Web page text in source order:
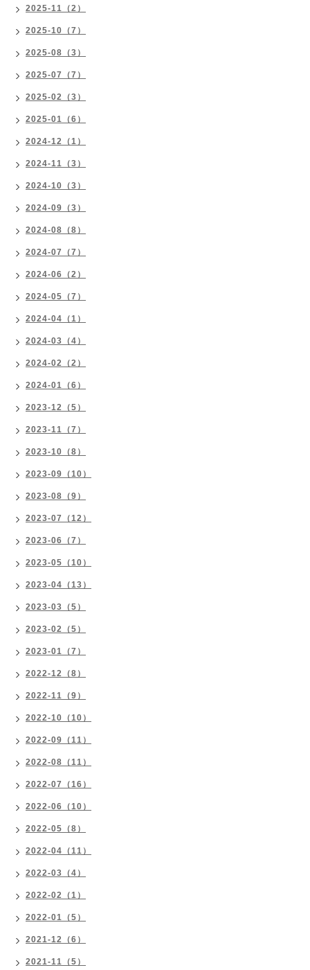
2025-11（2）
2025-10（7）
2025-08（3）
2025-07（7）
2025-02（3）
2025-01（6）
2024-12（1）
2024-11（3）
2024-10（3）
2024-09（3）
2024-08（8）
2024-07（7）
2024-06（2）
2024-05（7）
2024-04（1）
2024-03（4）
2024-02（2）
2024-01（6）
2023-12（5）
2023-11（7）
2023-10（8）
2023-09（10）
2023-08（9）
2023-07（12）
2023-06（7）
2023-05（10）
2023-04（13）
2023-03（5）
2023-02（5）
2023-01（7）
2022-12（8）
2022-11（9）
2022-10（10）
2022-09（11）
2022-08（11）
2022-07（16）
2022-06（10）
2022-05（8）
2022-04（11）
2022-03（4）
2022-02（1）
2022-01（5）
2021-12（6）
2021-11（5）